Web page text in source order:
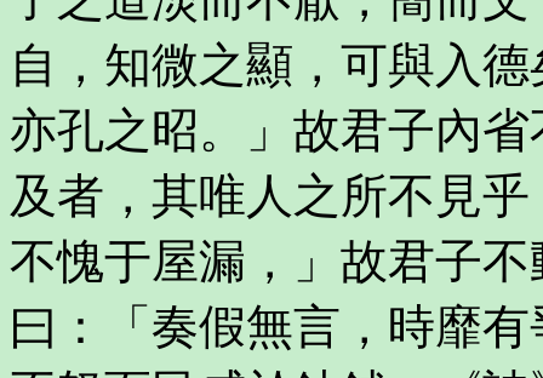
自，知微之顯，可與入
亦孔之昭。」故君子內
及者，其唯人之所不見
不愧于屋漏，」故君子
曰：「奏假無言，時靡